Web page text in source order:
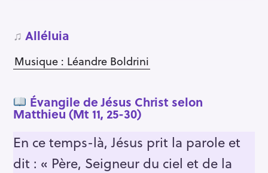
♫ Alléluia
Musique : Léandre Boldrini
Évangile de Jésus Christ selon
Matthieu (Mt 11, 25-30)
En ce temps-là, Jésus prit la parole et
dit : « Père, Seigneur du ciel et de la